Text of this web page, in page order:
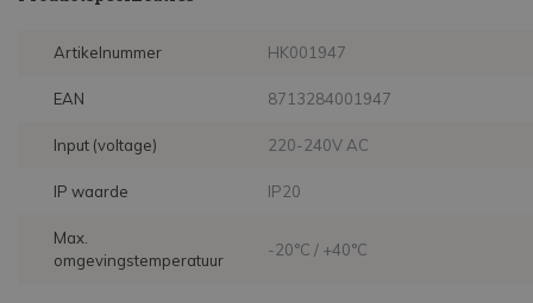
Artikelnummer HK001947
EAN 8713284001947
Input (voltage) 220-240V AC
IP waarde IP20
Max.
omgevingstemperatuur
-20°C / +40°C